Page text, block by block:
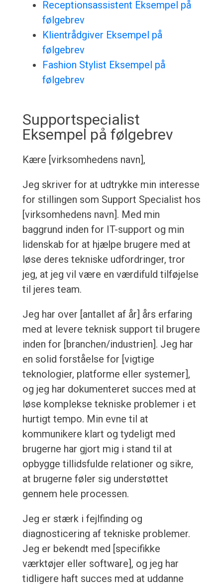
Receptionsassistent Eksempel på
følgebrev
Klientrådgiver Eksempel på
følgebrev
Fashion Stylist Eksempel på
følgebrev
Supportspecialist
Eksempel på følgebrev
Kære [virksomhedens navn],
Jeg skriver for at udtrykke min interesse
for stillingen som Support Specialist hos
[virksomhedens navn]. Med min
baggrund inden for IT-support og min
lidenskab for at hjælpe brugere med at
løse deres tekniske udfordringer, tror
jeg, at jeg vil være en værdifuld tilføjelse
til jeres team.
Jeg har over [antallet af år] års erfaring
med at levere teknisk support til brugere
inden for [branchen/industrien]. Jeg har
en solid forståelse for [vigtige
teknologier, platforme eller systemer],
og jeg har dokumenteret succes med at
løse komplekse tekniske problemer i et
hurtigt tempo. Min evne til at
kommunikere klart og tydeligt med
brugerne har gjort mig i stand til at
opbygge tillidsfulde relationer og sikre,
at brugerne føler sig understøttet
gennem hele processen.
Jeg er stærk i fejlfinding og
diagnosticering af tekniske problemer.
Jeg er bekendt med [specifikke
værktøjer eller software], og jeg har
tidligere haft succes med at uddanne